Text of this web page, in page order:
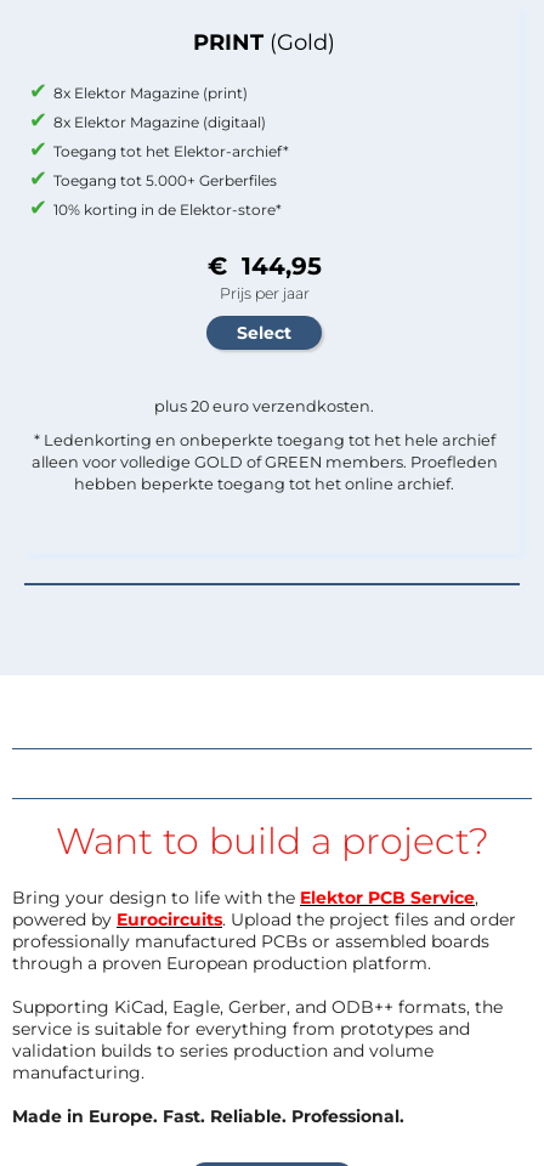
PRINT (Gold)
8x Elektor Magazine (print)
8x Elektor Magazine (digitaal)
Toegang tot het Elektor-archief*
Toegang tot 5.000+ Gerberfiles
10% korting in de Elektor-store*
€ 144,95
Prijs per jaar
plus 20 euro verzendkosten.
* Ledenkorting en onbeperkte toegang tot het hele archief
alleen voor volledige GOLD of GREEN members. Proefleden
hebben beperkte toegang tot het online archief.
Want to build a project?
Bring your design to life with the Elektor PCB Service,
powered by Eurocircuits. Upload the project files and order
professionally manufactured PCBs or assembled boards
through a proven European production platform.
Supporting KiCad, Eagle, Gerber, and ODB++ formats, the
service is suitable for everything from prototypes and
validation builds to series production and volume
manufacturing.
Made in Europe. Fast. Reliable. Professional.